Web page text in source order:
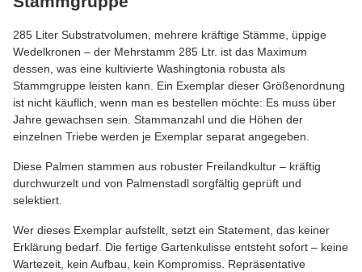
285 Liter Substratvolumen, mehrere kräftige Stämme, üppige
Wedelkronen – der Mehrstamm 285 Ltr. ist das Maximum
dessen, was eine kultivierte Washingtonia robusta als
Stammgruppe leisten kann. Ein Exemplar dieser Größenordnung
ist nicht käuflich, wenn man es bestellen möchte: Es muss über
Jahre gewachsen sein. Stammanzahl und die Höhen der
einzelnen Triebe werden je Exemplar separat angegeben.
Diese Palmen stammen aus robuster Freilandkultur – kräftig
durchwurzelt und von Palmenstadl sorgfältig geprüft und
selektiert.
Wer dieses Exemplar aufstellt, setzt ein Statement, das keiner
Erklärung bedarf. Die fertige Gartenkulisse entsteht sofort – keine
Wartezeit, kein Aufbau, kein Kompromiss. Repräsentative